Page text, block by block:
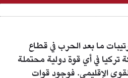
ما بعد الحرب في قطاع
في أي قوة دولية محتملة
الإقليمي. فوجود قوات